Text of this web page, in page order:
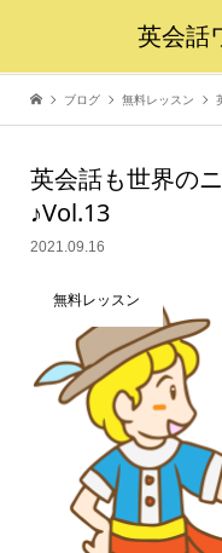
英会話
ブログ 無料レッスン
英会話も世界の
♪Vol.13
2021.09.16
無料レッスン